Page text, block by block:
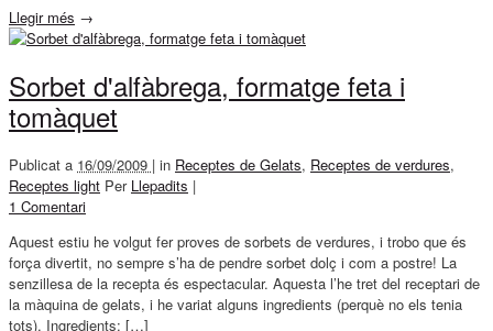
Llegir més →
Sorbet d'alfàbrega, formatge feta i
tomàquet
Publicat a 16/09/2009 | in Receptes de Gelats, Receptes de verdures,
Receptes light Per Llepadits |
1 Comentari
Aquest estiu he volgut fer proves de sorbets de verdures, i trobo que és
força divertit, no sempre s’ha de pendre sorbet dolç i com a postre! La
senzillesa de la recepta és espectacular. Aquesta l’he tret del receptari de
la màquina de gelats, i he variat alguns ingredients (perquè no els tenia
tots). Ingredients: […]